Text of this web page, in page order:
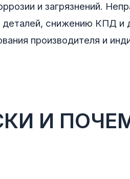
и загрязнений.
деталей, снижению КПД и
производителя и
И